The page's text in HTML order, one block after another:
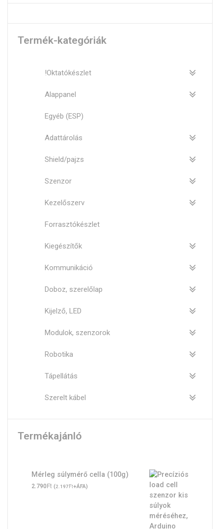
Termék-kategóriák
!Oktatókészlet
Alappanel
Egyéb (ESP)
Adattárolás
Shield/pajzs
Szenzor
Kezelőszerv
Forrasztókészlet
Kiegészítők
Kommunikáció
Doboz, szerelőlap
Kijelző, LED
Modulok, szenzorok
Robotika
Tápellátás
Szerelt kábel
Termékajánló
Mérleg súlymérő cella (100g)
2.790Ft (2.197Ft+ÁFA)